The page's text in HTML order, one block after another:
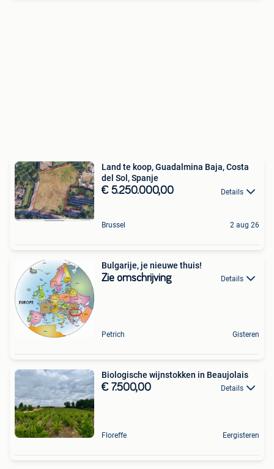
Land te koop, Guadalmina Baja, Costa
del Sol, Spanje
€ 5.250.000,00 Details
Brussel 2 aug 26
Bulgarije, je nieuwe thuis!
Zie omschrijving Details
Petrich Gisteren
Biologische wijnstokken in Beaujolais
€ 7.500,00 Details
Floreffe Eergisteren